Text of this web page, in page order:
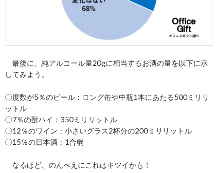
最後に、純アルコール量20gに相当するお酒の量を以下に示
してみよう。
〇度数が5％のビール：ロング缶や中瓶1本にあたる500ミリリ
ットル
〇7％の酎ハイ：350ミリリットル
〇12％のワイン：小さいグラス2杯分の200ミリリットル
〇15％の日本酒：1合弱
なるほど、のんべえにこれはキツイかも！